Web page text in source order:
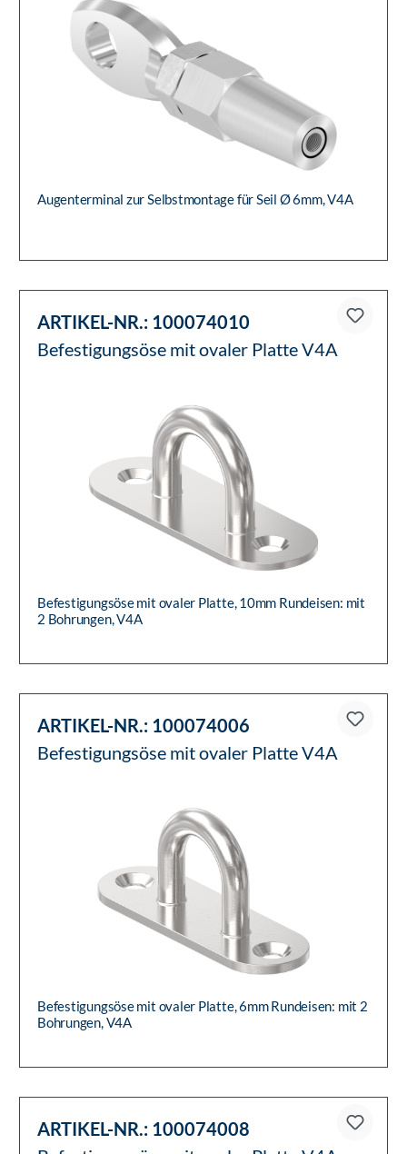
Augenterminal zur Selbstmontage für Seil Ø 6mm, V4A
ARTIKEL-NR.: 100074010
Befestigungsöse mit ovaler Platte V4A
Befestigungsöse mit ovaler Platte, 10mm Rundeisen: mit
2 Bohrungen, V4A
ARTIKEL-NR.: 100074006
Befestigungsöse mit ovaler Platte V4A
Befestigungsöse mit ovaler Platte, 6mm Rundeisen: mit 2
Bohrungen, V4A
ARTIKEL-NR.: 100074008